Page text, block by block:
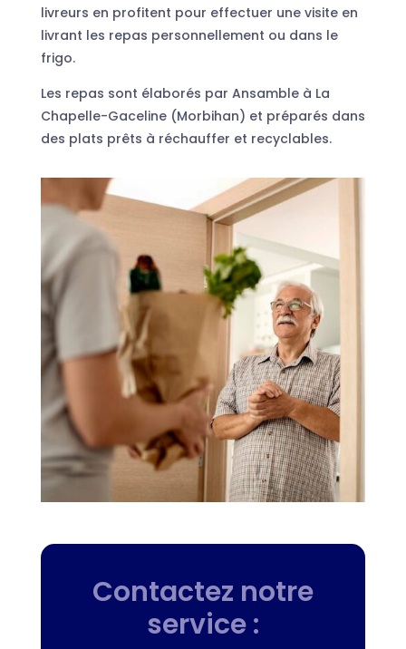
livreurs en profitent pour effectuer une visite en
livrant les repas personnellement ou dans le
frigo.
Les repas sont élaborés par Ansamble à La
Chapelle-Gaceline (Morbihan) et préparés dans
des plats prêts à réchauffer et recyclables.
Contactez notre
service :